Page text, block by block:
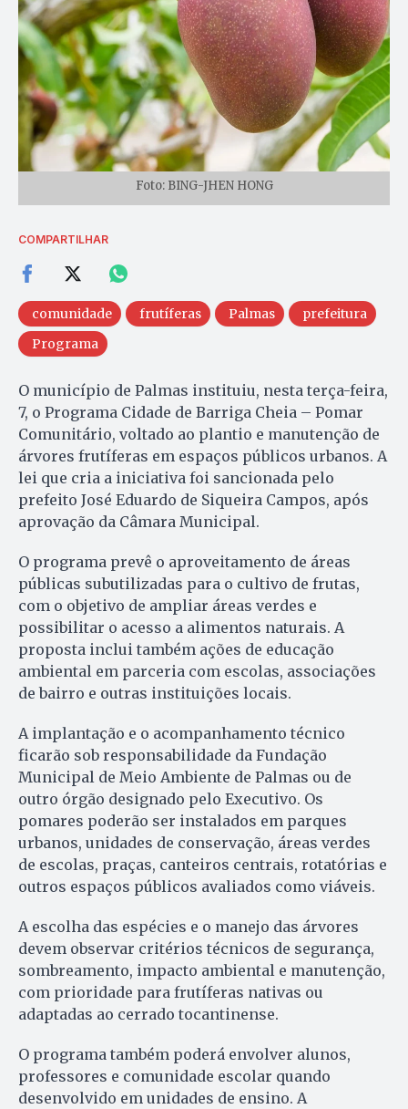
Foto: BING-JHEN HONG
COMPARTILHAR
comunidade frutíferas Palmas
prefeitura
Programa
O município de Palmas instituiu, nesta terça-feira,
7, o Programa Cidade de Barriga Cheia – Pomar
Comunitário, voltado ao plantio e manutenção de
árvores frutíferas em espaços públicos urbanos. A
lei que cria a iniciativa foi sancionada pelo
prefeito José Eduardo de Siqueira Campos, após
aprovação da Câmara Municipal.
O programa prevê o aproveitamento de áreas
públicas subutilizadas para o cultivo de frutas,
com o objetivo de ampliar áreas verdes e
possibilitar o acesso a alimentos naturais. A
proposta inclui também ações de educação
ambiental em parceria com escolas, associações
de bairro e outras instituições locais.
A implantação e o acompanhamento técnico
ficarão sob responsabilidade da Fundação
Municipal de Meio Ambiente de Palmas ou de
outro órgão designado pelo Executivo. Os
pomares poderão ser instalados em parques
urbanos, unidades de conservação, áreas verdes
de escolas, praças, canteiros centrais, rotatórias e
outros espaços públicos avaliados como viáveis.
A escolha das espécies e o manejo das árvores
devem observar critérios técnicos de segurança,
sombreamento, impacto ambiental e manutenção,
com prioridade para frutíferas nativas ou
adaptadas ao cerrado tocantinense.
O programa também poderá envolver alunos,
professores e comunidade escolar quando
desenvolvido em unidades de ensino. A